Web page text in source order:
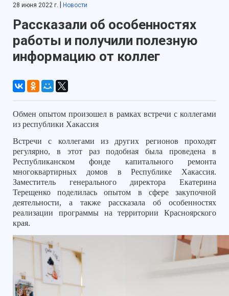
28 июня 2022 г. Новости
Рассказали об особенностях
работы и получили полезную
информацию от коллег
Обмен опытом произошел в рамках встречи с коллегами
из республики Хакассия
Встречи с коллегами из других регионов проходят
регулярно, в этот раз подобная была проведена в
Республиканском фонде капитального ремонта
многоквартирных домов в Республике Хакассия.
Заместитель генерального директора Екатерина
Терещенко поделилась опытом в сфере закупочной
деятельности, а также рассказала об особенностях
реализации программы на территории Красноярского
края.